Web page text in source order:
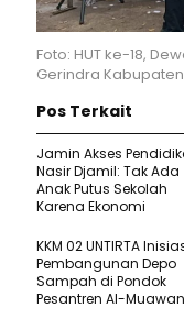
Foto: HUT ke-18,
Gerindra
Pos Terkait
Jamin Akses
Nasir Djamil: Tak Ada
Anak Putus Sekolah
Karena Ekonomi
KKM 02 UNTIRTA
Pembangunan Depo
Sampah di Pondok
Pesantren Al-